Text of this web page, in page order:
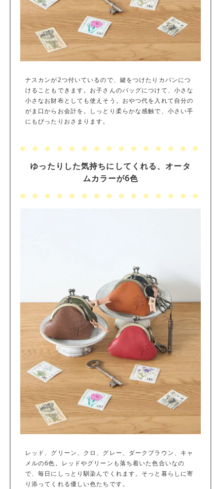
ナスカンが2つ付いているので、鍵をつけたりカバンにつ
けることもできます。お子さんのバッグにつけて、小さな
小さなお財布としても使えそう。おやつ代を入れて自分の
がま口からお会計を。しっとり柔らかな感触で、小さい手
にもぴったりおさまります。
ゆったりした気持ちにしてくれる、オータ
ムカラーが6色
レッド、グリーン、クロ、グレー、ダークブラウン、キャ
メルの6色。レッドやグリーンも落ち着いた色合いなの
で、毎日にしっとり馴染んでくれます。そっと暮らしに寄
り添ってくれる優しい色たちです。